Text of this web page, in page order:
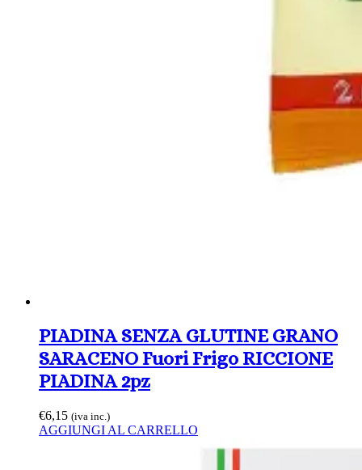
PIADINA SENZA GLUTINE GRANO
SARACENO Fuori Frigo RICCIONE
PIADINA 2pz
€6,15 (iva inc.)
AGGIUNGI AL CARRELLO